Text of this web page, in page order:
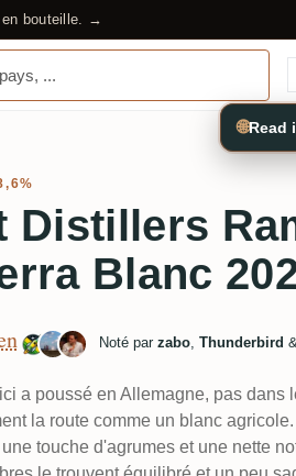
en bouteille. →
Distillers
Blanc
Noté par zabo, Thunderbird
a poussé en Allemagne, pas
la route comme un blanc
touche d'agrumes et une nette
🌐Read